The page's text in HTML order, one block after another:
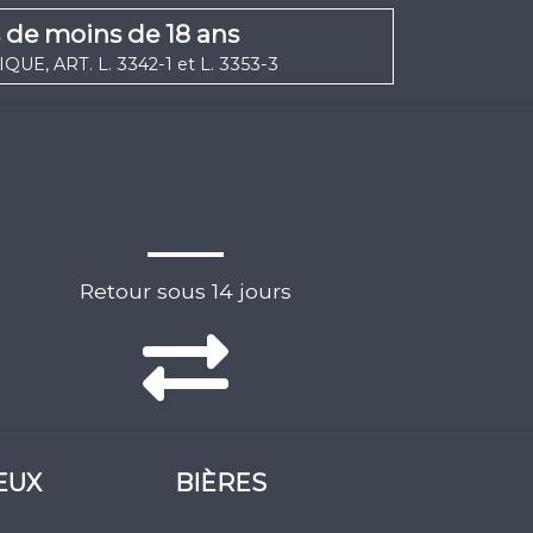
moins de 18 ans
ART. L. 3342-1 et L. 3353-3
Retour sous 14 jours
BIÈRES